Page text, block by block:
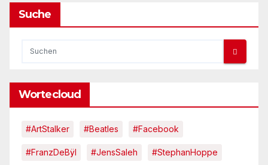
Suche
Wortecloud
#ArtStalker #Beatles #Facebook
#FranzDeBÿl #JensSaleh #StephanHoppe